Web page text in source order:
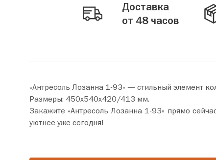
Доставка
от 48 часов
«Антресоль Лозанна 1-93» — стильный элемент
Размеры: 450х540х420/413 мм.
Закажите «Антресоль Лозанна 1-93» прямо сейчас по цене от 6 290 руб. Добавьте товар в корзину и
уютнее уже сегодня!